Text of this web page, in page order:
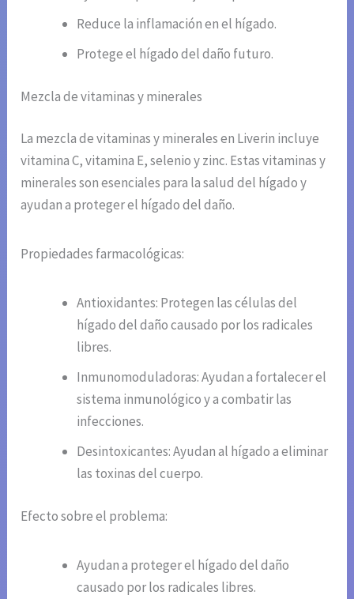
Reduce la inflamación en el hígado.
Protege el hígado del daño futuro.
Mezcla de vitaminas y minerales
La mezcla de vitaminas y minerales en Liverin incluye
vitamina C, vitamina E, selenio y zinc. Estas vitaminas y
minerales son esenciales para la salud del hígado y
ayudan a proteger el hígado del daño.
Propiedades farmacológicas:
Antioxidantes: Protegen las células del
hígado del daño causado por los radicales
libres.
Inmunomoduladoras: Ayudan a fortalecer el
sistema inmunológico y a combatir las
infecciones.
Desintoxicantes: Ayudan al hígado a eliminar
las toxinas del cuerpo.
Efecto sobre el problema:
Ayudan a proteger el hígado del daño
causado por los radicales libres.